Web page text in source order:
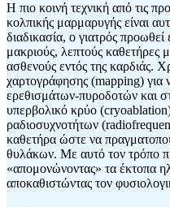
Η πιο κοινή τεχνική από τις
κολπικής μαρμαρυγής είναι
διαδικασία, ο γιατρός
μακριούς, λεπτούς καθετήρες
ασθενούς εντός της καρδιάς.
χαρτογράφησης (mapping) για
ερεθισμάτων-πυροδοτών και
υπερβολικό κρύο
ραδιοσυχνοτήτων
καθετήρα ώστε να
θυλάκων. Με αυτό τον τρόπο
«απομονώνοντας» τα έκτοπα
αποκαθιστώντας τον